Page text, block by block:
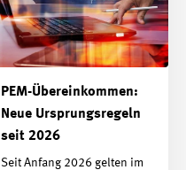
PEM-Übereinkommen:
Neue Ursprungsregeln
seit 2026
Seit Anfang 2026 gelten im